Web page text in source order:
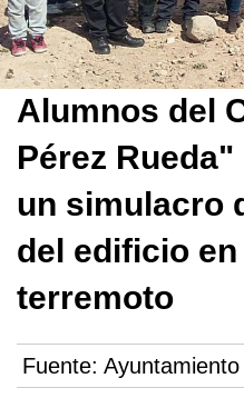
Alumnos del
Pérez
un simulacro
del edificio
terremoto
Fuente: